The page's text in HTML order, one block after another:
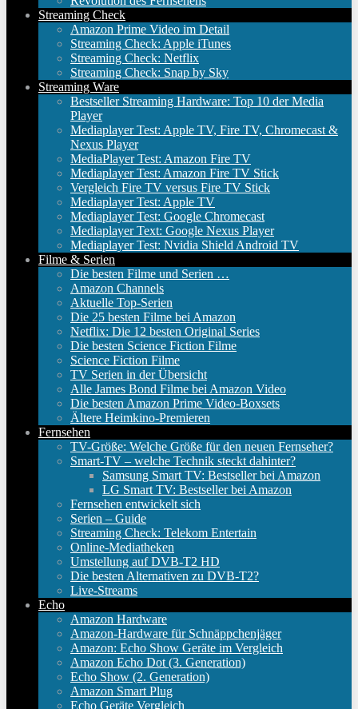
Streaming Check
Amazon Prime Video im Detail
Streaming Check: Apple iTunes
Streaming Check: Netflix
Streaming Check: Snap by Sky
Streaming Ware
Bestseller Streaming Hardware: Top 10 der Media
Player
Mediaplayer Test: Apple TV, Fire TV, Chromecast &
Nexus Player
MediaPlayer Test: Amazon Fire TV
Mediaplayer Test: Amazon Fire TV Stick
Vergleich Fire TV versus Fire TV Stick
Mediaplayer Test: Apple TV
Mediaplayer Test: Google Chromecast
Mediaplayer Text: Google Nexus Player
Mediaplayer Test: Nvidia Shield Android TV
Filme & Serien
Die besten Filme und Serien …
Amazon Channels
Aktuelle Top-Serien
Die 25 besten Filme bei Amazon
Netflix: Die 12 besten Original Series
Die besten Science Fiction Filme
Science Fiction Filme
TV Serien in der Übersicht
Alle James Bond Filme bei Amazon Video
Die besten Amazon Prime Video-Boxsets
Ältere Heimkino-Premieren
Fernsehen
TV-Größe: Welche Größe für den neuen Fernseher?
Smart-TV – welche Technik steckt dahinter?
Samsung Smart TV: Bestseller bei Amazon
LG Smart TV: Bestseller bei Amazon
Fernsehen entwickelt sich
Serien – Guide
Streaming Check: Telekom Entertain
Online-Mediatheken
Umstellung auf DVB-T2 HD
Die besten Alternativen zu DVB-T2?
Live-Streams
Echo
Amazon Hardware
Amazon-Hardware für Schnäppchenjäger
Amazon: Echo Show Geräte im Vergleich
Amazon Echo Dot (3. Generation)
Echo Show (2. Generation)
Amazon Smart Plug
Echo Geräte Vergleich